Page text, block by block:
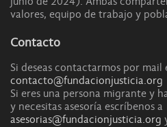
valores, equipo de trabajo y
Contacto
Si deseas contactarmos por mail
contacto@fundacionjusticia.org
Si eres una persona migrante y
y necesitas asesoría escríbenos a
asesorias@fundacionjusticia.org